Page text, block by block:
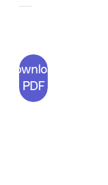
Download
PDF